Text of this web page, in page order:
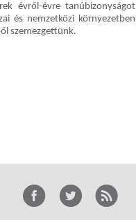
évről-évre tanúbizonyságot
és nemzetközi környezetben
szemezgettünk.